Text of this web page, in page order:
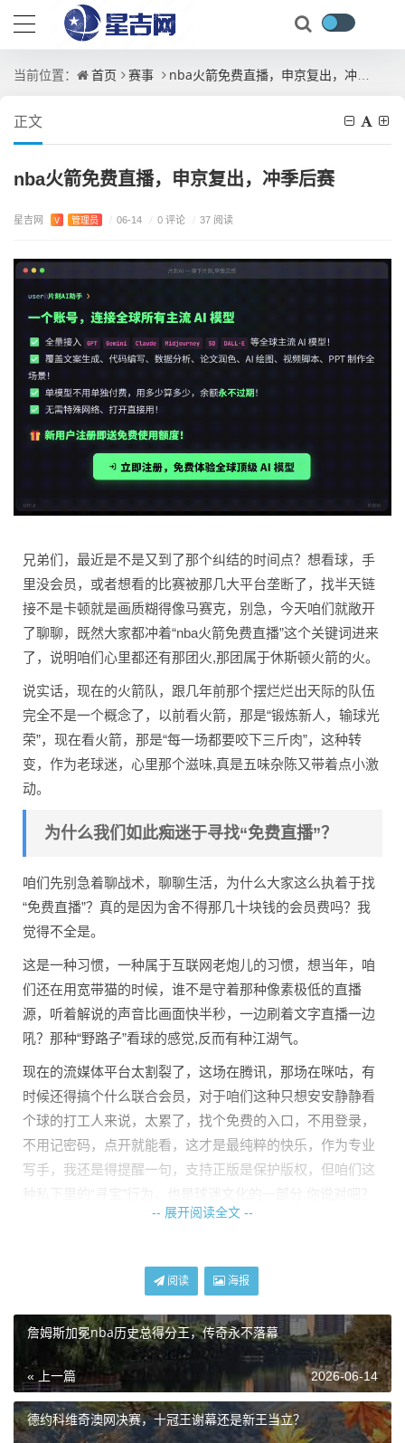
当前位置： 首页 赛事 nba火箭免费直播，申京复出，冲季后赛
正文
nba火箭免费直播，申京复出，冲季后赛
星吉网 V 管理员 / 06-14 / 0 评论 / 37 阅读
兄弟们，最近是不是又到了那个纠结的时间点？想看球，手
里没会员，或者想看的比赛被那几大平台垄断了，找半天链
接不是卡顿就是画质糊得像马赛克，别急，今天咱们就敞开
了聊聊，既然大家都冲着“nba火箭免费直播”这个关键词进来
了，说明咱们心里都还有那团火,那团属于休斯顿火箭的火。
说实话，现在的火箭队，跟几年前那个摆烂烂出天际的队伍
完全不是一个概念了，以前看火箭，那是“锻炼新人，输球光
荣”，现在看火箭，那是“每一场都要咬下三斤肉”，这种转
变，作为老球迷，心里那个滋味,真是五味杂陈又带着点小激
动。
为什么我们如此痴迷于寻找“免费直播”？
咱们先别急着聊战术，聊聊生活，为什么大家这么执着于找
“免费直播”？真的是因为舍不得那几十块钱的会员费吗？我
觉得不全是。
这是一种习惯，一种属于互联网老炮儿的习惯，想当年，咱
们还在用宽带猫的时候，谁不是守着那种像素极低的直播
源，听着解说的声音比画面快半秒，一边刷着文字直播一边
吼？那种“野路子”看球的感觉,反而有种江湖气。
现在的流媒体平台太割裂了，这场在腾讯，那场在咪咕，有
时候还得搞个什么联合会员，对于咱们这种只想安安静静看
个球的打工人来说，太累了，找个免费的入口，不用登录，
不用记密码，点开就能看，这才是最纯粹的快乐，作为专业
写手，我还是得提醒一句，支持正版是保护版权，但咱们这
说到看球，我必须得给你们讲讲我认识的一个真球迷——老
李。
老李在我家楼下开了一家兰州拉面馆，这哥们儿是个铁杆火
密，从姚明时代就开始追，那时候他店里那个老式电视机，
每到火箭比赛日,就会围满一吃面的食客。
前几年火箭摆烂的时候，老李那是真惨，电视开着也没人
-- 展开阅读全文 --
阅读 海报
詹姆斯加冕nba历史总得分王，传奇永不落幕
« 上一篇 2026-06-14
德约科维奇澳网决赛，十冠王谢幕还是新王当立？